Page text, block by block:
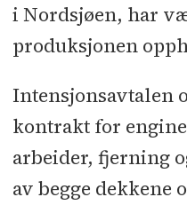
i Nordsjøen, har
produksjonen
Intensjonsavtalen
kontrakt for
arbeider, fjerning
av begge dekkene